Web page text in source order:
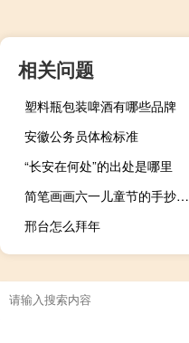
相关问题
塑料瓶包装啤酒有哪些品牌
安徽公务员体检标准
“长安在何处”的出处是哪里
简笔画画六一儿童节的手抄报 关于六一儿童节的黑板报
邢台怎么拜年